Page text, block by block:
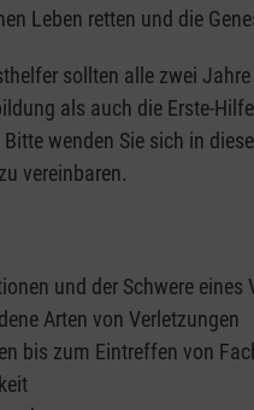
Leben retten und die
sollten alle zwei
als auch die Erste-
wenden Sie sich in
vereinbaren.
und der Schwere eines
Arten von Verletzungen
bis zum Eintreffen von